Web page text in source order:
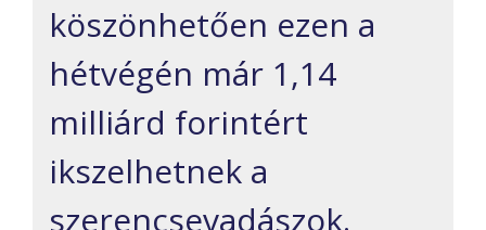
köszönhetően ezen a
hétvégén már 1,14
milliárd forintért
ikszelhetnek a
szerencsevadászok.